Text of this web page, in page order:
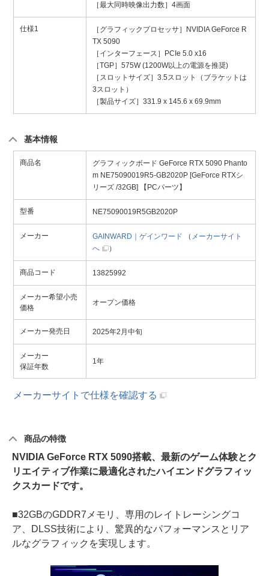
［最大同時映像出力数］4画面
仕様1
［グラフィックプロセッサ］NVIDIA GeForce R
TX 5090
［インターフェース］PCIe 5.0 x16
［TGP］575W (1200W以上の電源を推奨)
［スロットサイズ］3.5スロット（ブラケットは
3スロット）
［製品サイズ］331.9 x 145.6 x 69.9mm
基本情報
商品名
グラフィックボード GeForce RTX 5090 Phanto
m NE75090019R5-GB2020P [GeForce RTXシ
リーズ /32GB] 【PCパーツ】
型番 NE75090019R5GB2020P
メーカー GAINWARD｜ゲインワード （ メーカーサイト
へ
）
商品コード 13825992
メーカー希望小売
価格
オープン価格
メーカー発売日 2025年2月中旬
メーカー
保証年数
1年
メーカーサイトで仕様を確認する
商品の特徴
NVIDIA GeForce RTX 5090搭載、最新のゲーム体験とク
リエイティブ作業に最適化されたハイエンドグラフィッ
クスカードです。
■32GBのGDDR7メモリ、専用のレイトレーシングコ
ア、DLSS技術により、驚異的なパフォーマンスとリア
ルなグラフィックを実現します。